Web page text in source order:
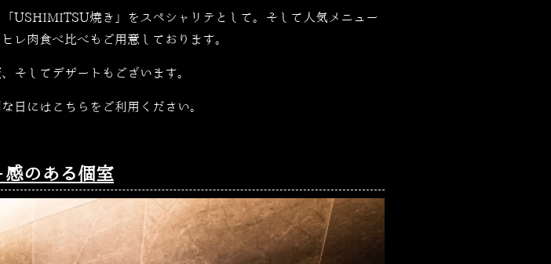
USHIMITSU焼き 」をスペシャリテとして。そして人気メニュー
レ肉食べ比べもご用意しております。
そしてデザートもございます。
日にはこちらをご利用ください。
のある個室